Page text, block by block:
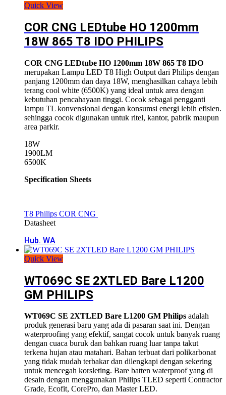
Quick View
COR CNG LEDtube HO 1200mm
18W 865 T8 IDO PHILIPS
COR CNG LEDtube HO 1200mm 18W 865 T8 IDO
merupakan Lampu LED T8 High Output dari Philips dengan
panjang 1200mm dan daya 18W, menghasilkan cahaya lebih
terang cool white (6500K) yang ideal untuk area dengan
kebutuhan pencahayaan tinggi. Cocok sebagai pengganti
lampu TL konvensional dengan konsumsi energi lebih efisien.
sehingga cocok digunakan untuk ritel, kantor, pabrik maupun
area parkir.
18W
1900LM
6500K
Specification Sheets
T8 Philips COR CNG
Datasheet
Hub. WA
Quick View
WT069C SE 2XTLED Bare L1200
GM PHILIPS
WT069C SE 2XTLED Bare L1200 GM Philips adalah
produk generasi baru yang ada di pasaran saat ini. Dengan
waterproofing yang efektif, sangat cocok untuk banyak ruang
dengan cuaca buruk dan bahkan ruang luar tanpa takut
terkena hujan atau matahari. Bahan terbuat dari polikarbonat
yang tidak mudah terbakar dan dilengkapi dengan sekering
untuk mencegah korsleting. Bare batten waterproof yang di
desain dengan menggunakan Philips TLED seperti Contractor
Grade, Ecofit, CorePro, dan Master LED.